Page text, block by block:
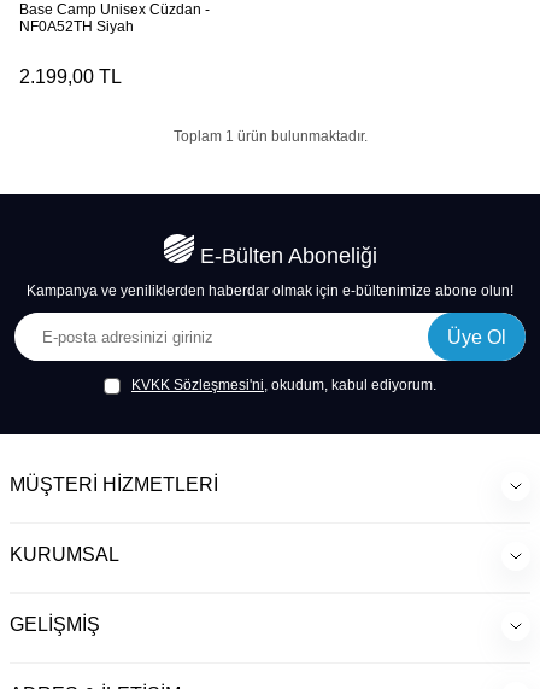
Base Camp Unisex Cüzdan -
NF0A52TH Siyah
2.199,00 TL
Toplam 1 ürün bulunmaktadır.
E-Bülten Aboneliği
Kampanya ve yeniliklerden haberdar olmak için e-bültenimize abone olun!
Üye Ol
KVKK Sözleşmesi'ni, okudum, kabul ediyorum.
MÜŞTERI HIZMETLERI
KURUMSAL
GELIŞMIŞ